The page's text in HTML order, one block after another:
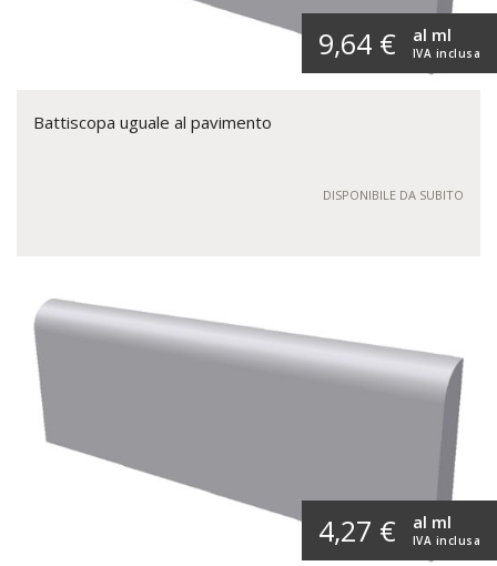
9,64 € IVA inclusa
al ml
Battiscopa uguale al pavimento
DISPONIBILE DA SUBITO
4,27 € IVA inclusa
al ml